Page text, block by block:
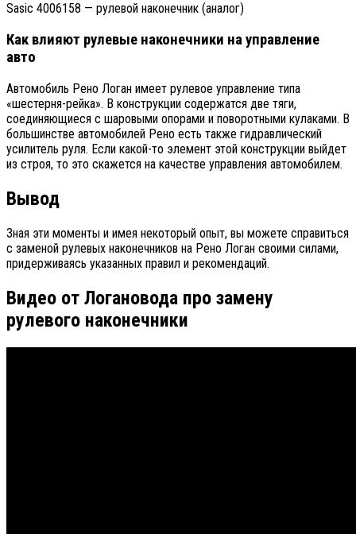
Sasic 4006158 — рулевой наконечник (аналог)
Как влияют рулевые наконечники на управление
авто
Автомобиль Рено Логан имеет рулевое управление типа
«шестерня-рейка». В конструкции содержатся две тяги,
соединяющиеся с шаровыми опорами и поворотными кулаками. В
большинстве автомобилей Рено есть также гидравлический
усилитель руля. Если какой-то элемент этой конструкции выйдет
из строя, то это скажется на качестве управления автомобилем.
Вывод
Зная эти моменты и имея некоторый опыт, вы можете справиться
с заменой рулевых наконечников на Рено Логан своими силами,
придерживаясь указанных правил и рекомендаций.
Видео от Логановода про замену
рулевого наконечники